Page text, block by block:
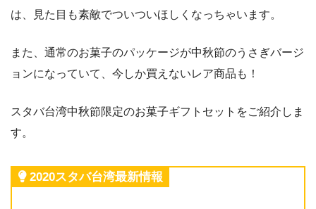
は、見た目も素敵でついついほしくなっちゃいます。
また、通常のお菓子のパッケージが中秋節のうさぎバージ
ョンになっていて、今しか買えないレア商品も！
スタバ台湾中秋節限定のお菓子ギフトセットをご紹介しま
す。
2020スタバ台湾最新情報